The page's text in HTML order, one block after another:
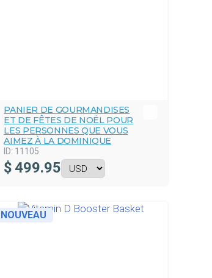
PANIER DE GOURMANDISES
ET DE FÊTES DE NOËL POUR
LES PERSONNES QUE VOUS
AIMEZ À LA DOMINIQUE
ID: 11105
$ 499.95
NOUVEAU